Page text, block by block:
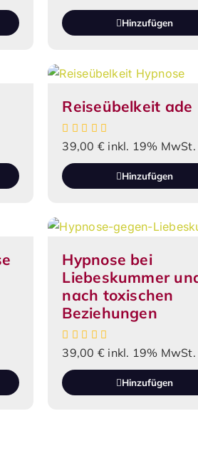
Hinzufügen
Reiseübelkeit ade
39,00 € inkl. 19% MwSt.
Hinzufügen
Hypnose bei
Liebeskummer
nach toxischen
Beziehungen
39,00 € inkl. 19% MwSt.
Hinzufügen